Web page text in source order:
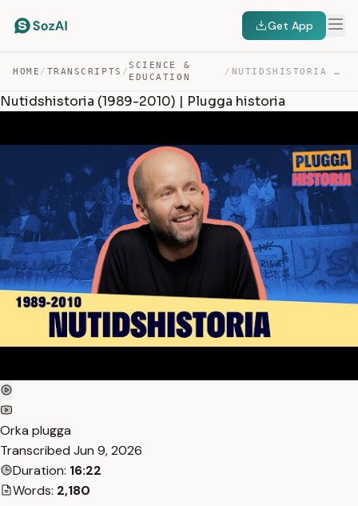
Get App
HOME / TRANSCRIPTS /
SCIENCE &
EDUCATION
/ NUTIDSHISTORIA (1989-2010) | PLUGGA HISTORIA — TRANSCRIPT
Nutidshistoria (1989-2010) | Plugga historia
Orka plugga
Transcribed Jun 9, 2026
Duration: 16:22
Words: 2,180